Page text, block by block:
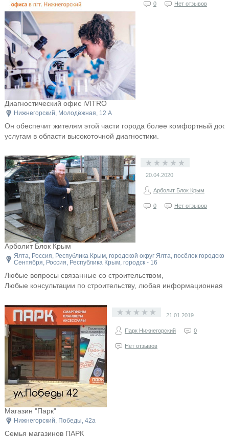
Диагностический офис iVITRO
Нижнегорский, Молодёжная, 12 А
Он обеспечит жителям этой части города более комфортный
услугам в области высокоточной диагностики.
0 Нет отзывов
Арболит Блок Крым
Ялта, Россия, Республика Крым, городской округ Ялта, посёлок
Сентября, Россия, Республика Крым, городск - 16
Любые вопросы связанные со строительством,
Любые консультации по строительству, любая информационная
20.04.2020
Арболит Блок Крым
0 Нет отзывов
Магазин "Парк"
Нижнегорский, Победы, 42а
Семья магазинов ПАРК
21.01.2019
Парк Нижнегорский 0
Нет отзывов